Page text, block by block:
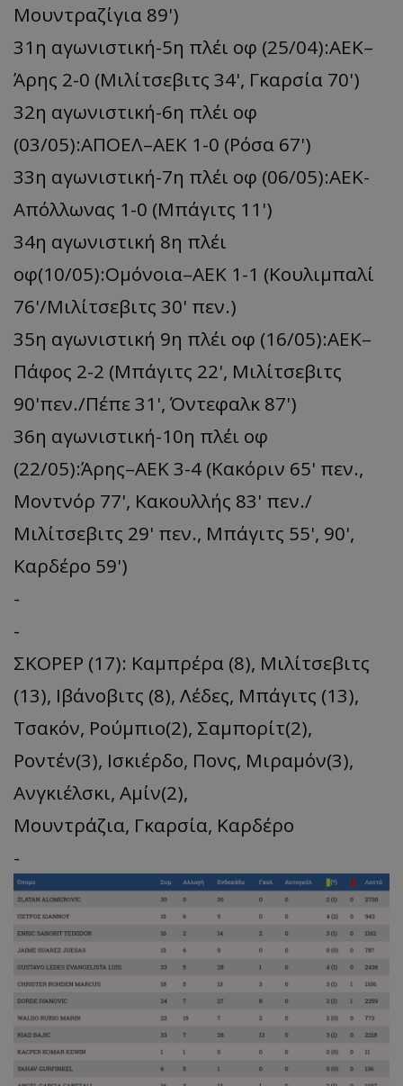
Μουντραζίγια 89')
31η αγωνιστική-5η πλέι οφ (25/04):ΑΕΚ–
Άρης 2-0 (Μιλίτσεβιτς 34', Γκαρσία 70')
32η αγωνιστική-6η πλέι οφ
(03/05):ΑΠΟΕΛ–ΑΕΚ 1-0 (Ρόσα 67')
33η αγωνιστική-7η πλέι οφ (06/05):ΑΕΚ-
Απόλλωνας 1-0 (Μπάγιτς 11')
34η αγωνιστική 8η πλέι
οφ(10/05):Ομόνοια–ΑΕΚ 1-1 (Κουλιμπαλί
76'/Μιλίτσεβιτς 30' πεν.)
35η αγωνιστική 9η πλέι οφ (16/05):ΑΕΚ–
Πάφος 2-2 (Μπάγιτς 22', Μιλίτσεβιτς
90'πεν./Πέπε 31', Όντεφαλκ 87')
36η αγωνιστική-10η πλέι οφ
(22/05):Άρης–ΑΕΚ 3-4 (Κακόριν 65' πεν.,
Μοντνόρ 77', Κακουλλής 83' πεν./
Μιλίτσεβιτς 29' πεν., Μπάγιτς 55', 90',
Καρδέρο 59')
-
-
ΣΚΟΡΕΡ (17): Καμπρέρα (8), Μιλίτσεβιτς
(13), Ιβάνοβιτς (8), Λέδες, Μπάγιτς (13),
Τσακόν, Ρούμπιο(2), Σαμπορίτ(2),
Ροντέν(3), Ισκιέρδο, Πονς, Μιραμόν(3),
Ανγκιέλσκι, Αμίν(2),
Μουντράζια, Γκαρσία, Καρδέρο
-